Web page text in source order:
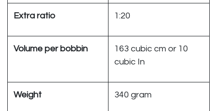
Extra ratio 1:20
Volume per bobbin
163 cubic cm or 10
cubic In
Weight 340 gram